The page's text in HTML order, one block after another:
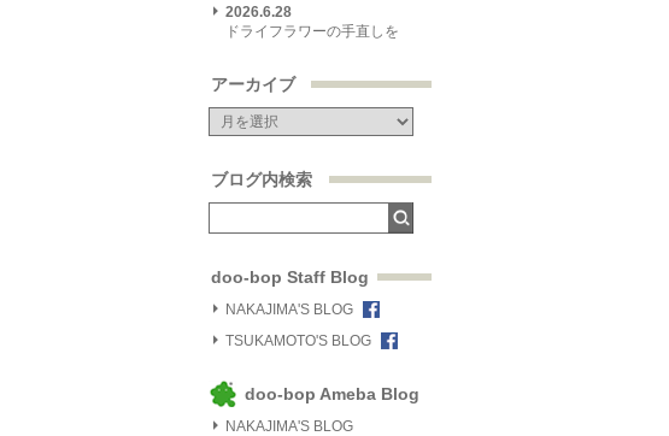
2026.6.28
ドライフラワーの手直しを
アーカイブ
ブログ内検索
doo-bop Staff Blog
NAKAJIMA'S BLOG
TSUKAMOTO'S BLOG
doo-bop Ameba Blog
NAKAJIMA'S BLOG